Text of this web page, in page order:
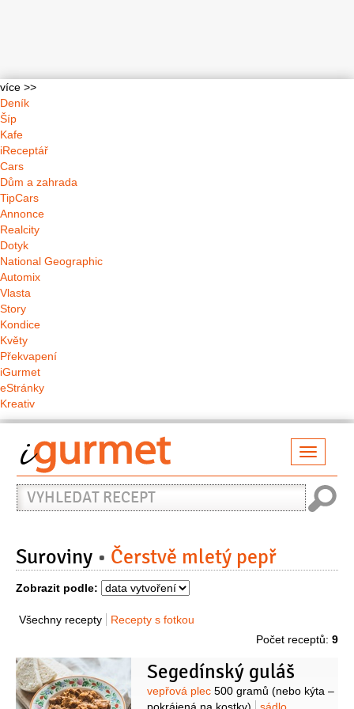
více >>
Deník
Šíp
Kafe
iReceptář
Cars
Dům a zahrada
TipCars
Annonce
Realcity
Dotyk
National Geographic
Automix
Vlasta
Story
Kondice
Květy
Překvapení
iGurmet
eStránky
Kreativ
Vyhledat
recept
Suroviny Čerstvě mletý pepř
Zobrazit podle:
Všechny recepty
Recepty s fotkou
Počet receptů: 9
Segedínský guláš
Suroviny
vepřová plec 500 gramů (nebo kýta –